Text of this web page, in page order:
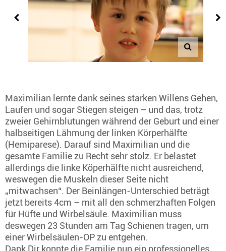
Maximilian lernte dank seines starken Willens Gehen,
Laufen und sogar Stiegen steigen – und das, trotz
zweier Gehirnblutungen während der Geburt und einer
halbseitigen Lähmung der linken Körperhälfte
(Hemiparese). Darauf sind Maximilian und die
gesamte Familie zu Recht sehr stolz. Er belastet
allerdings die linke Köperhälfte nicht ausreichend,
weswegen die Muskeln dieser Seite nicht
„mitwachsen“. Der Beinlängen-Unterschied beträgt
jetzt bereits 4cm – mit all den schmerzhaften Folgen
für Hüfte und Wirbelsäule. Maximilian muss
deswegen 23 Stunden am Tag Schienen tragen, um
einer Wirbelsäulen-OP zu entgehen.
Dank Dir konnte die Familie nun ein professionelles